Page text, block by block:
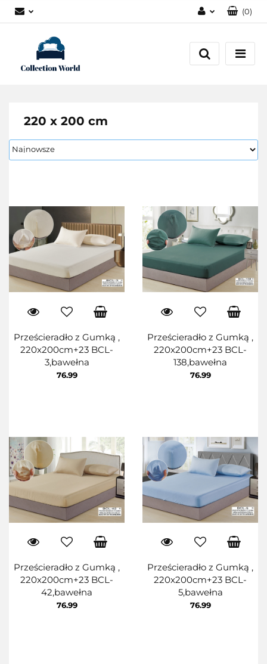
Zarejestruj się
(0)
220 x 200 cm
Prześcieradło z Gumką ,
220x200cm+23 BCL-
3,bawełna
76.99
Prześcieradło z Gumką ,
220x200cm+23 BCL-
138,bawełna
76.99
Prześcieradło z Gumką ,
220x200cm+23 BCL-
42,bawełna
76.99
Prześcieradło z Gumką ,
220x200cm+23 BCL-
5,bawełna
76.99